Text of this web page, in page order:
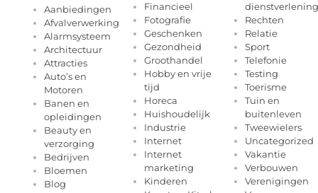
Aanbiedingen
Afvalverwerking
Alarmsysteem
Architectuur
Attracties
Auto’s en
Motoren
Banen en
opleidingen
Beauty en
verzorging
Bedrijven
Bloemen
Blog
Financieel
Fotografie
Geschenken
Gezondheid
Groothandel
Hobby en vrije
tijd
Horeca
Huishoudelijk
Industrie
Internet
Internet
marketing
Kinderen
dienstverlening
Rechten
Relatie
Sport
Telefonie
Testing
Toerisme
Tuin en
buitenleven
Tweewielers
Uncategorized
Vakantie
Verbouwen
Verenigingen